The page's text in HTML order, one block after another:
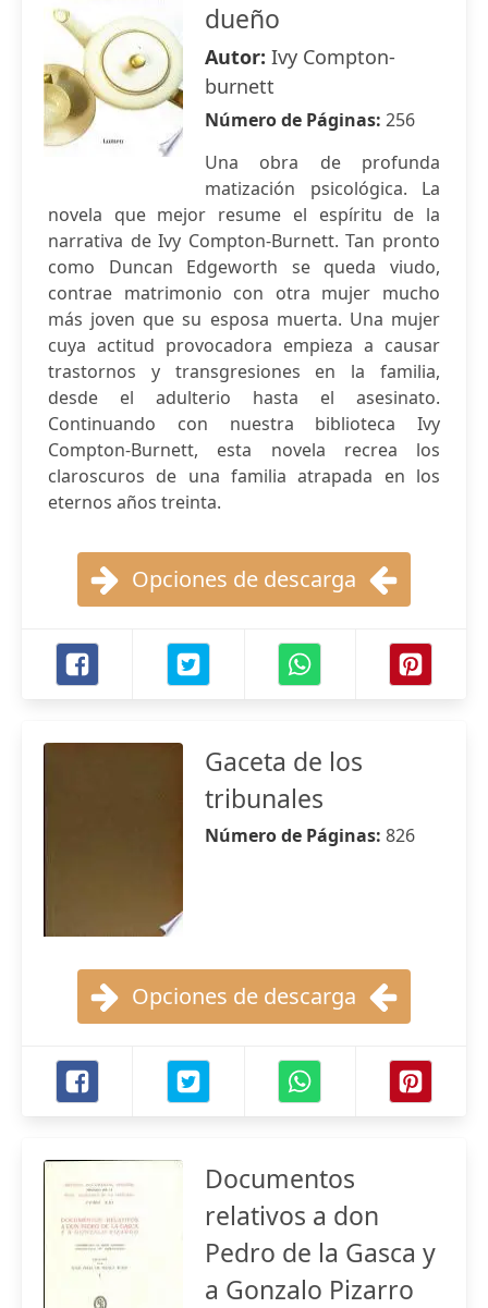
dueño
Autor: Ivy Compton-
burnett
Número de Páginas: 256
Una obra de profunda
matización psicológica. La
novela que mejor resume el espíritu de la
narrativa de Ivy Compton-Burnett. Tan pronto
como Duncan Edgeworth se queda viudo,
contrae matrimonio con otra mujer mucho
más joven que su esposa muerta. Una mujer
cuya actitud provocadora empieza a causar
trastornos y transgresiones en la familia,
desde el adulterio hasta el asesinato.
Continuando con nuestra biblioteca Ivy
Compton-Burnett, esta novela recrea los
claroscuros de una familia atrapada en los
eternos años treinta.
Opciones de descarga
Gaceta de los
tribunales
Número de Páginas: 826
Opciones de descarga
Documentos
relativos a don
Pedro de la Gasca y
a Gonzalo Pizarro